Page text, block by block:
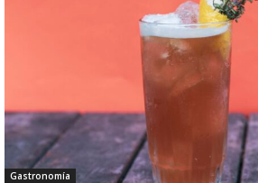
Gastronomía